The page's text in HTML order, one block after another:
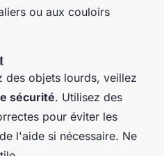
ou aux couloirs
des objets lourds, veillez
sécurité. Utilisez des
pour éviter les
l'aide si nécessaire. Ne